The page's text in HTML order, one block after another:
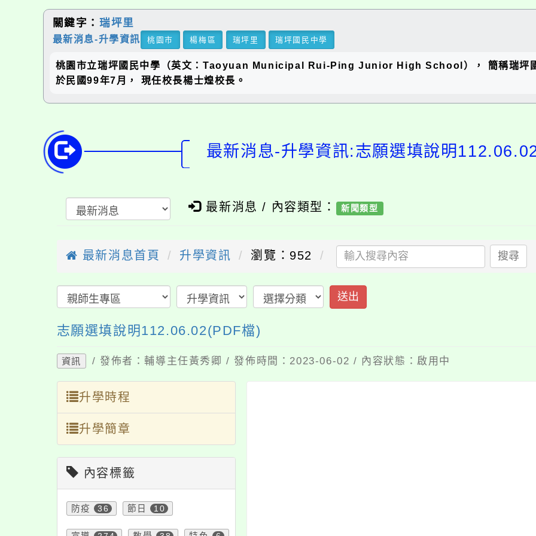
關鍵字： 瑞坪里
最新消息-升學資訊 桃園市 楊梅區 瑞坪里 瑞坪國民中學
桃園市立瑞坪國民中學（英文：Taoyuan Municipal Rui-Ping Junior High School）， 簡稱瑞坪
於民國99年7月， 現任校長楊士煌校長。
最新消息-升學資訊:志願選填說明
最新消息 / 內容類型： 新聞類型
最新消息首頁 升學資訊 瀏覽：952 搜尋
送出
志願選填說明112.06.02(PDF檔)
資訊 / 發佈者：輔導主任黃秀卿 / 發佈時間：2023-06-02 / 內容狀態：啟用中
升學時程
升學簡章
內容標籤
防疫 36 節日 10